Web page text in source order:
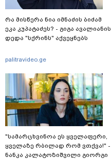
რა მისწერა ნია იმნაძის ბიძამ
ეკა კუპატაძეს? - გიგა ავალიანის
დედა "სქრინს" აქვეყნებს
palitravideo.ge
"სა­მარ­ცხვი­ნოა ეს ყვე­ლა­ფე­რი,
ყვე­ლა­ზე რბი­ლად რომ ვთქვა!" -
ნანკა კალატოზიშვილი გიორგი